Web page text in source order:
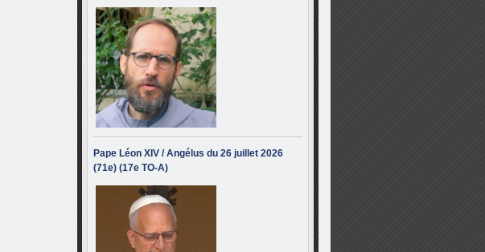
Pape Léon XIV / Angélus du 26 juillet 2026
(71e) (17e TO-A)